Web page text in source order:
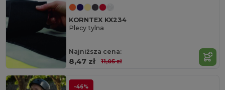
KORNTEX KX234
Plecy tylna
Najniższa cena:
8,47 zł 11,05 zł
-46%